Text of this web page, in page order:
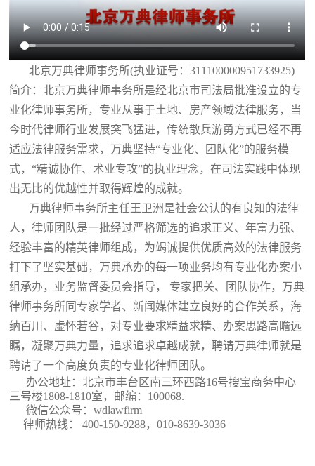
北京万典律师事务所(执业证号：311100000951733925)
简介：北京万典律师事务所是经北京市司法局批准设立的专
业化律师事务所，专业从事于土地、房产领域法律服务，当
今时代律师行业发展突飞猛进，传统散兵游勇方式已经不再
适应法律服务需求，万典坚持“专业化、团队化”的服务模
式，“精诚协作、术业专攻”的执业理念，在司法实践中体现
出无比的优越性并取得辉煌的成就。
万典律师事务所主任王卫洲是社会公认的有良知的法律
人，律师团队是一批经过严格筛选的追求正义、年富力强、
经验丰富的精英律师组成，为竭诚提供优质高效的法律服务
打下了坚实基础，万典承办的每一项业务均有专业化办案小
组承办，业务监督委员会指导， 专家把关、团队协作，万典
律师事务所同专家学者、新闻媒体建立良好的合作关系，海
纳百川、虚怀若谷，对专业要求精益求精、办案思路高瞻远
瞩，凝聚万典力量，追求追求卓越成就，聘请万典律师就是
聘请了一个高度负责的专业化律师团队。
办公地址：北京市丰台区南三环西路16号搜宝商务中心
三号楼1808-1810室 ，邮编：100068.
微信公众号：wdlawfirm
律师热线： 400-150-9288，010-8639-3036